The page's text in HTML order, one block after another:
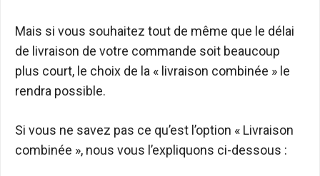
Mais si vous souhaitez tout de même que le délai
de livraison de votre commande soit beaucoup
plus court, le choix de la « livraison combinée » le
rendra possible.
Si vous ne savez pas ce qu’est l’option « Livraison
combinée », nous vous l’expliquons ci-dessous :